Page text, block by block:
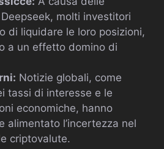
molti investitori
di liquidare le loro posizioni,
a un effetto domino di
Notizie globali, come
tassi di interesse e le
economiche, hanno
alimentato l’incertezza nel
criptovalute.